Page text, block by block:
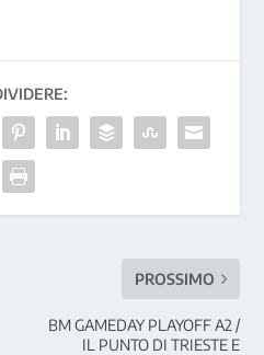
PROSSIMO
BM GAMEDAY PLAYOFF A2 /
IL PUNTO DI TRIESTE E